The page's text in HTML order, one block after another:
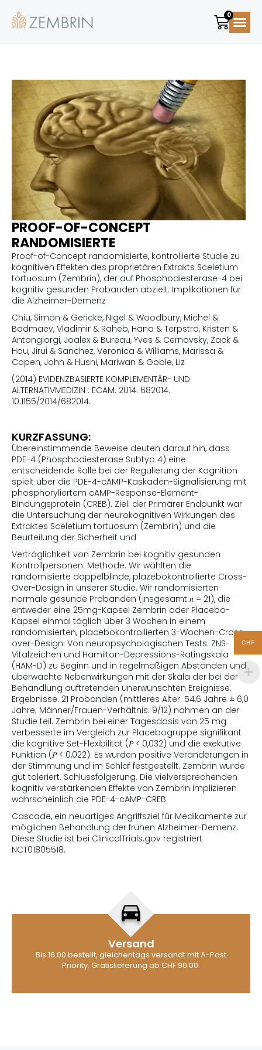
0
PROOF-OF-CONCEPT
RANDOMISIERTE
Proof-of-Concept randomisierte, kontrollierte Studie zu
kognitiven Effekten des proprietären Extrakts Sceletium
tortuosum (Zembrin), der auf Phosphodiesterase-4 bei
kognitiv gesunden Probanden abzielt: Implikationen für
die Alzheimer-Demenz
Chiu, Simon & Gericke, Nigel & Woodbury, Michel &
Badmaev, Vladimir & Raheb, Hana & Terpstra, Kristen &
Antongiorgi, Joalex & Bureau, Yves & Cernovsky, Zack &
Hou, Jirui & Sanchez, Veronica & Williams, Marissa &
Copen, John & Husni, Mariwan & Goble, Liz
(2014) EVIDENZBASIERTE KOMPLEMENTÄR- UND
ALTERNATIVMEDIZIN : ECAM. 2014. 682014.
10.1155/2014/682014.
KURZFASSUNG:
Übereinstimmende Beweise deuten darauf hin, dass
PDE-4 (Phosphodiesterase Subtyp 4) eine
entscheidende Rolle bei der Regulierung der Kognition
spielt über die PDE-4-cAMP-Kaskaden-Signalisierung mit
phosphoryliertem cAMP-Response-Element-
Bindungsprotein (CREB). Ziel: der Primärer Endpunkt war
die Untersuchung der neurokognitiven Wirkungen des
Extraktes Sceletium tortuosum (Zembrin) und die
Beurteilung der Sicherheit und
Verträglichkeit von Zembrin bei kognitiv gesunden
Kontrollpersonen. Methode. Wir wählten die
randomisierte doppelblinde, plazebokontrollierte Cross-
Over-Design in unserer Studie. Wir randomisierten
normale gesunde Probanden (insgesamt 𝑛 = 21), die
entweder eine 25mg-Kapsel Zembrin oder Placebo-
Kapsel einmal täglich über 3 Wochen in einem
randomisierten, placebokontrollierten 3-Wochen-Cross-
over-Design. Von neuropsychologischen Tests: ZNS-
Vitalzeichen und Hamilton-Depressions-Ratingskala
(HAM-D) zu Beginn und in regelmäßigen Abständen und
überwachte Nebenwirkungen mit der Skala der bei der
Behandlung auftretenden unerwünschten Ereignisse.
Ergebnisse. 21 Probanden (mittleres Alter: 54,6 Jahre ± 6,0
Jahre; Männer/Frauen-Verhältnis: 9/12) nahmen an der
Studie teil. Zembrin bei einer Tagesdosis von 25 mg
verbesserte im Vergleich zur Placebogruppe signifikant
die kognitive Set-Flexibilität (𝑃 < 0,032) und die exekutive
Funktion (𝑃 < 0,022). Es wurden positive Veränderungen in
der Stimmung und im Schlaf festgestellt. Zembrin wurde
gut toleriert. Schlussfolgerung. Die vielversprechenden
kognitiv verstärkenden Effekte von Zembrin implizieren
wahrscheinlich die PDE-4-cAMP-CREB
Cascade, ein neuartiges Angriffsziel für Medikamente zur
möglichen Behandlung der frühen Alzheimer-Demenz.
Diese Studie ist bei ClinicalTrials.gov registriert
NCT01805518.
Versand
Bis 16.00 bestellt, gleichentags versandt mit A-Post
Priority. Gratislieferung ab CHF 90.00.
CHF